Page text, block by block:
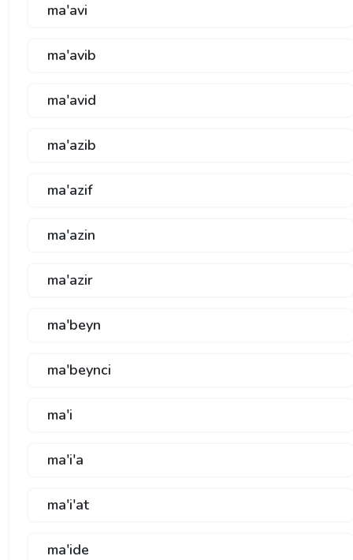
ma'avi
ma'avib
ma'avid
ma'azib
ma'azif
ma'azin
ma'azir
ma'beyn
ma'beynci
ma'i
ma'i'a
ma'i'at
ma'ide